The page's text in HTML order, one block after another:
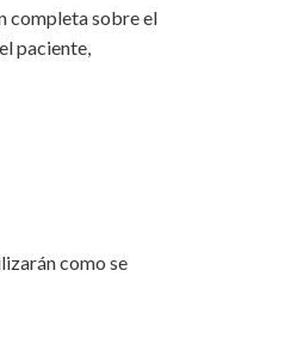
completa sobre el
paciente,
como se